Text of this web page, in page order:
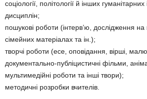
соціології, політології й інших гуманітарних
дисциплін;
пошукові роботи (інтерв’ю, дослідження на
сімейних матеріалах та ін.);
творчі роботи (есе, оповідання, вірші,
документально-публіцистичні фільми,
мультимедійні роботи та інші твори);
методичні розробки вчителів.